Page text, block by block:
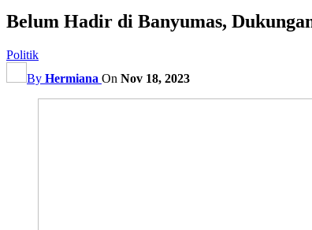
Belum Hadir di Banyumas,
Politik
By Hermiana On Nov 18, 2023